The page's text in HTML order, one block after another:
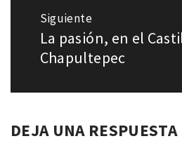
Siguiente
Entrada
siguiente:
La pasión, en el
Chapultepec
DEJA UNA RESPUESTA